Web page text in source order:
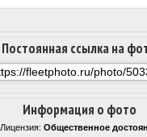
Информация о фото
Лицензия: Общественное
Постоянная ссылка на